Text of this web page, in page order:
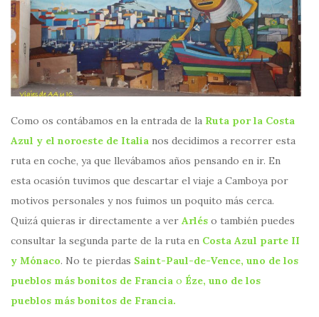
Como os contábamos en la entrada de la Ruta por la Costa
Azul y el noroeste de Italia nos decidimos a recorrer esta
ruta en coche, ya que llevábamos años pensando en ir. En
esta ocasión tuvimos que descartar el viaje a Camboya por
motivos personales y nos fuimos un poquito más cerca.
Quizá quieras ir directamente a ver Arlés o también puedes
consultar la segunda parte de la ruta en Costa Azul parte II
y Mónaco. No te pierdas Saint-Paul-de-Vence, uno de los
pueblos más bonitos de Francia o Éze, uno de los
pueblos más bonitos de Francia.